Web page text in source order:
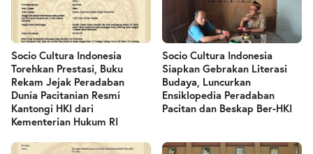
Socio Cultura Indonesia
Torehkan Prestasi, Buku
Rekam Jejak Peradaban
Dunia Pacitanian Resmi
Kantongi HKI dari
Kementerian Hukum RI
Socio Cultura Indonesia
Siapkan Gebrakan Literasi
Budaya, Luncurkan
Ensiklopedia Peradaban
Pacitan dan Beskap Ber-HKI